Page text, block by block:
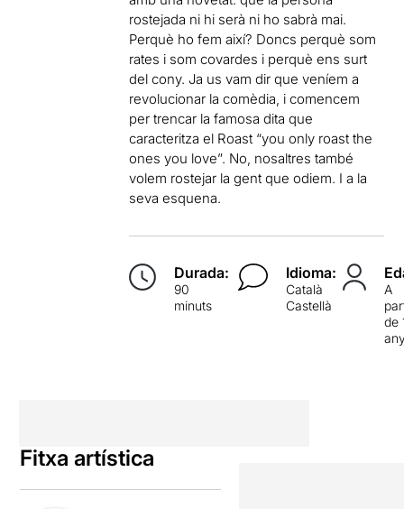
rostejada ni hi serà ni ho sabrà mai.
Perquè ho fem així? Doncs perquè som
rates i som covardes i perquè ens surt
del cony. Ja us vam dir que veníem a
revolucionar la comèdia, i comencem
per trencar la famosa dita que
caracteritza el Roast “you only roast the
ones you love”. No, nosaltres també
volem rostejar la gent que odiem. I a la
seva esquena.
Durada:
90
minuts
Idioma:
Català
Castellà
A
de
Fitxa artística